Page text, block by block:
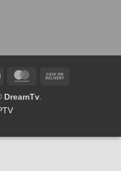
Stripe MasterCard
DreamTv.